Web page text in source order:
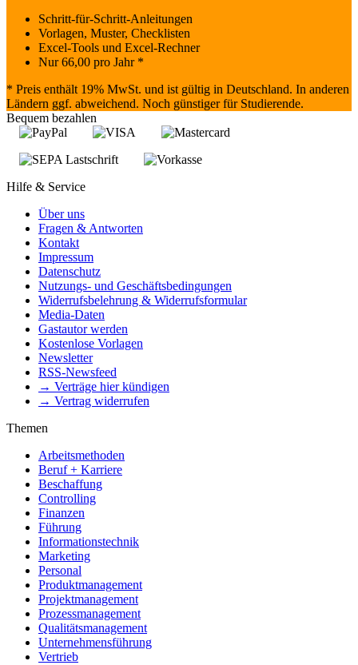
Schritt-für-Schritt-Anleitungen
Vorlagen, Muster, Checklisten
Excel-Tools und Excel-Rechner
Nur66,00 pro Jahr *
* Preis enthält 19% MwSt. und ist gültig in Deutschland. In anderen
Ländern ggf. abweichend. Noch günstiger für Studierende.
Bequem bezahlen
Hilfe & Service
Über uns
Fragen & Antworten
Kontakt
Impressum
Datenschutz
Nutzungs- und Geschäftsbedingungen
Widerrufsbelehrung & Widerrufsformular
Media-Daten
Gastautor werden
Kostenlose Vorlagen
Newsletter
RSS-Newsfeed
→ Verträge hier kündigen
→ Vertrag widerrufen
Themen
Arbeitsmethoden
Beruf + Karriere
Beschaffung
Controlling
Finanzen
Führung
Informationstechnik
Marketing
Personal
Produktmanagement
Projektmanagement
Prozessmanagement
Qualitätsmanagement
Unternehmensführung
Vertrieb